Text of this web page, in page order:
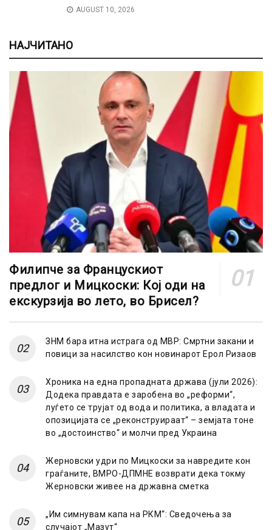
AUGUST 10, 2026
НАЈЧИТАНО
Филипче за Францускиот
предлог и Мицкоски: Кој оди на
екскурзија во лето, во Брисел?
ЗНМ бара итна истрага од МВР: Смртни закани и
повици за насилство кон новинарот Ерол Ризаов
Хроника на една пропадната држава (јули 2026):
Додека правдата е заробена во „реформи“,
луѓето се трујат од вода и политика, а владата и
опозицијата се „реконструираат“ – земјата тоне
во „достоинство“ и молчи пред Украина
Жерновски удри по Мицкоски за навредите кон
граѓаните, ВМРО-ДПМНЕ возврати дека токму
Жерновски живее на државна сметка
„Им симнувам капа на РКМ“: Сведочења за
случајот „Мазут“